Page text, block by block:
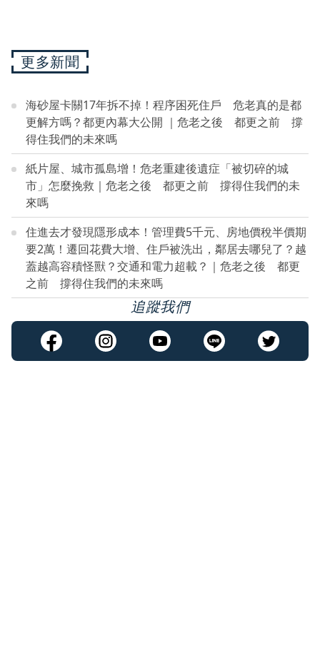
更多新聞
海砂屋卡關17年拆不掉！程序困死住戶 危老真的是都
更解方嗎？都更內幕大公開 ｜危老之後 都更之前 撐
得住我們的未來嗎
紙片屋、城市孤島增！危老重建後遺症「被切碎的城
市」怎麼挽救｜危老之後 都更之前 撐得住我們的未
來嗎
住進去才發現隱形成本！管理費5千元、房地價稅半價期
要2萬！遷回花費大增、住戶被洗出，鄰居去哪兒了？越
蓋越高容積怪獸？交通和電力超載？｜危老之後 都更
之前 撐得住我們的未來嗎
追蹤我們